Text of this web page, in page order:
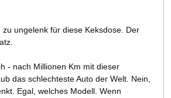
zu ungelenk für diese Keksdose. Der
- nach Millionen Km mit dieser
das schlechteste Auto der Welt. Nein,
Egal, welches Modell. Wenn